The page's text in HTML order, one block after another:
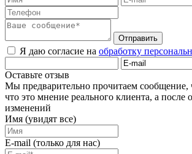
Отправить
Я даю согласие на обработку
Оставьте отзыв
Мы предварительно прочитаем сообщение,
что это мнение реального клиента, а после
изменений
Имя (увидят все)
E-mail (только для нас)